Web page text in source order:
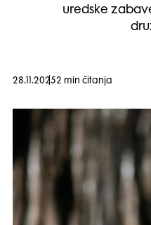
uredske
28.11.20252 min čitanja